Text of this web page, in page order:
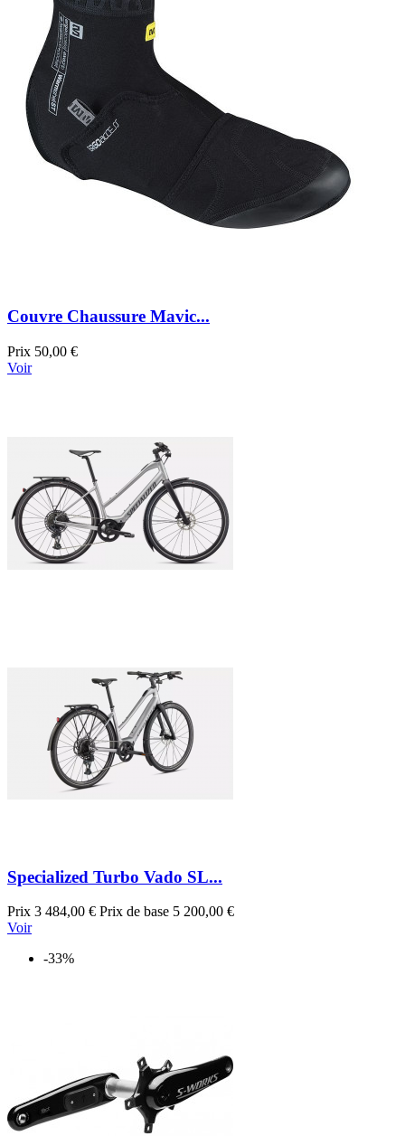
Couvre Chaussure Mavic...
Prix 50,00 €
Voir
Specialized Turbo Vado SL...
Prix 3 484,00 € Prix de base 5 200,00 €
Voir
-33%